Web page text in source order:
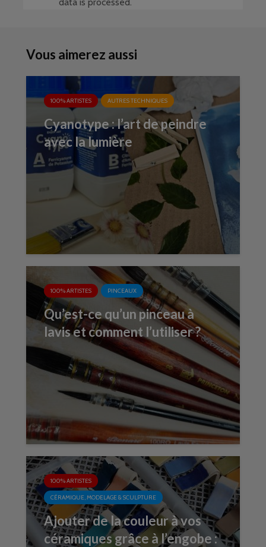
Vous aimerez aussi
100% ARTISTES AUTRES TECHNIQUES
Cyanotype : l’art de peindre
avec la lumière
100% ARTISTES PINCEAUX
Qu’est-ce qu’un pinceau à
lavis et comment l’utiliser ?
100% ARTISTES
CÉRAMIQUE, MODELAGE & SCULPTURE
Ajouter de la couleur à vos
céramiques grâce à l’engobe :